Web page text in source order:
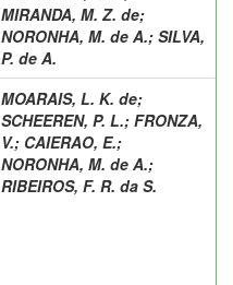
MIRANDA, M. Z. de;
NORONHA, M. de A.; SILVA,
P. de A.
MOARAIS, L. K. de;
SCHEEREN, P. L.; FRONZA,
V.; CAIERAO, E.;
NORONHA, M. de A.;
RIBEIROS, F. R. da S.